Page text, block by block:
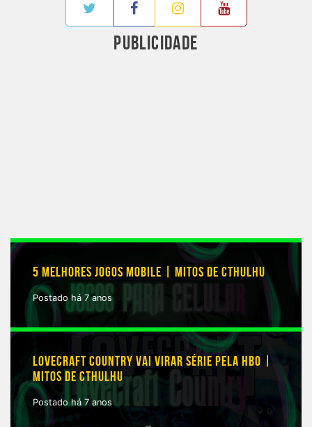
PUBLICIDADE
5 MELHORES JOGOS MOBILE | MITOS DE CTHULHU
Postado há 7 anos
LOVECRAFT COUNTRY VAI VIRAR SÉRIE PELA HBO |
MITOS DE CTHULHU
Postado há 7 anos